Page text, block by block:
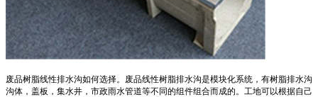
废品树脂线性排水沟如何选择。废品线性树脂排水沟是模块化系统，有树脂排水沟
沟体，盖板，集水井，市政雨水管道等不同的组件组合而成的。工地可以根据自己